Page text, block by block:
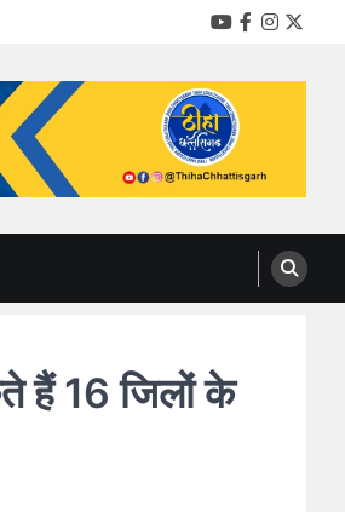
YouTube
Facebook
हैं 16 जिलों के